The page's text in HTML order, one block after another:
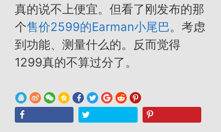
真的说不上便宜。但看了刚发布的那
个售价2599的Earman小尾巴。考虑
到功能、测量什么的。反而觉得
1299真的不算过分了。